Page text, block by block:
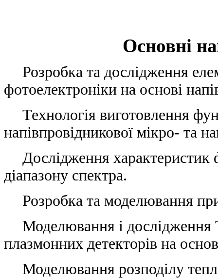
Основні
Розробка та дослідження
фотоелектроніки на основі
Технологія виготовлення
напівпровідникової мікро- та
Дослідження
діапазону спектра.
Розробка та моделювання
Моделювання і дослідження
плазмонних детекторів на
Моделювання розподілу